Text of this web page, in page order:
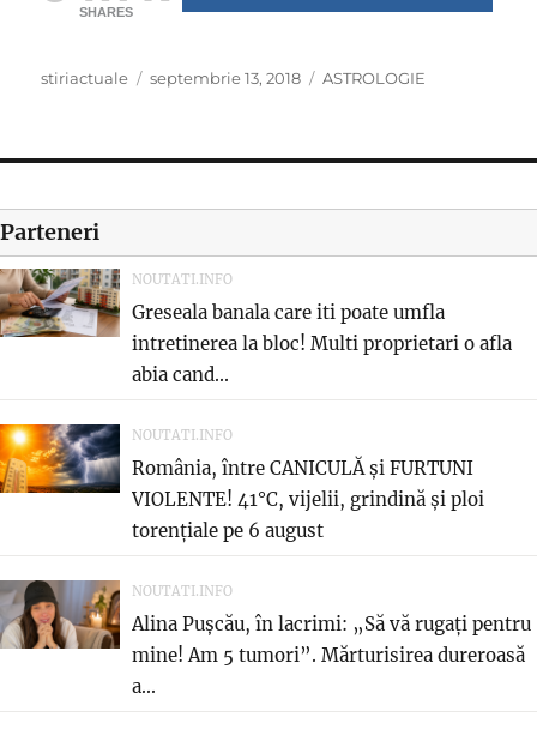
SHARES
Author
stiriactuale
Posted
septembrie 13, 2018 Categories
ASTROLOGIE
Parteneri
NOUTATI.INFO
Greseala banala care iti poate umfla
intretinerea la bloc! Multi proprietari o afla
abia cand...
NOUTATI.INFO
România, între CANICULĂ și FURTUNI
VIOLENTE! 41°C, vijelii, grindină și ploi
torențiale pe 6 august
NOUTATI.INFO
Alina Pușcău, în lacrimi: „Să vă rugați pentru
mine! Am 5 tumori”. Mărturisirea dureroasă
a...